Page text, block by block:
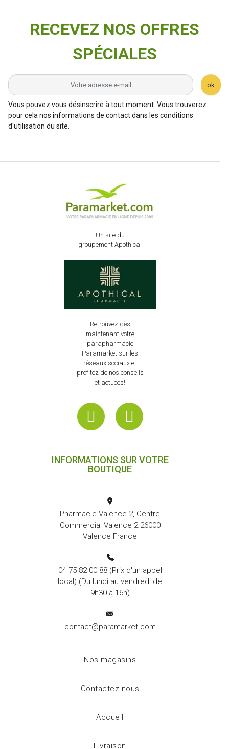
RECEVEZ NOS OFFRES
SPÉCIALES
ok
Vous pouvez vous désinscrire à tout moment. Vous trouverez
pour cela nos informations de contact dans les conditions
d'utilisation du site.
Un site du
groupement Apothical
Retrouvez dès
maintenant votre
parapharmacie
Paramarket sur les
réseaux sociaux et
profitez de nos conseils
et actuces!
INFORMATIONS SUR VOTRE
BOUTIQUE
Pharmacie Valence 2, Centre
Commercial Valence 2 26000
Valence France
04 75 82 00 88(Prix d'un appel
local) (Du lundi au vendredi de
9h30 à 16h)
contact@paramarket.com
Nos magasins
Contactez-nous
Accueil
Livraison